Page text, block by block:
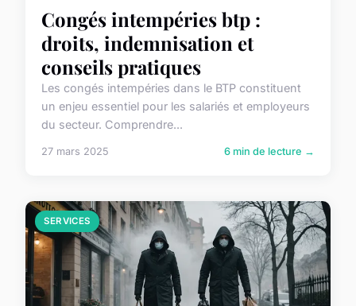
Congés intempéries btp :
droits, indemnisation et
conseils pratiques
Les congés intempéries dans le BTP constituent
un enjeu essentiel pour les salariés et employeurs
du secteur. Comprendre...
27 mars 2025 6 min de lecture →
SERVICES